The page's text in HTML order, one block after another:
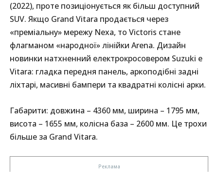
(2022), проте позиціонується як більш доступний
SUV. Якщо Grand Vitara продається через
«преміальну» мережу Nexa, то Victoris стане
флагманом «народної» лінійки Arena. Дизайн
новинки натхненний електрокросовером Suzuki e
Vitara: гладка передня панель, аркоподібні задні
ліхтарі, масивні бампери та квадратні колісні арки.
Габарити: довжина – 4360 мм, ширина – 1795 мм,
висота – 1655 мм, колісна база – 2600 мм. Це трохи
більше за Grand Vitara.